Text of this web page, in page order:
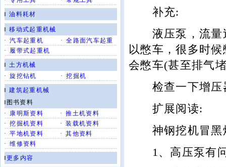
‖油料耗材
‖移动式起重机械
·汽车起重机 ·全路面汽车起重
· 履带式起重机
‖土方机械
·旋挖钻机 ·挖掘机
‖建筑起重机械
‖图书资料
· 康明斯资料 ·推土机资料
·挖掘机资料 ·装载机资料
·平地机资料 ·其他资料
·维修资料
‖更多内容
补充:
液压泵，流量过
以憋车，很多时
会憋车(甚至排气
检查一下增压
扩展阅读:
神钢挖机冒黑
1、高压泵有